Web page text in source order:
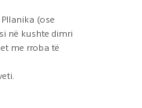
(ose
në kushte dimri
me rroba të